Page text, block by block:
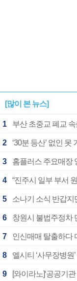
[많이 본 뉴스]
1 부산 초중교 폐교
2 ‘30분 등산’ 없인
3 홈플러스 주요매장
4 “진주시 일부 부서
5 소나기 소식 반갑
6 창원시 불법주정차
7 인신매매 탈출하다
8 엘시티 ‘사무장병
9 [와이라노]‘공공기